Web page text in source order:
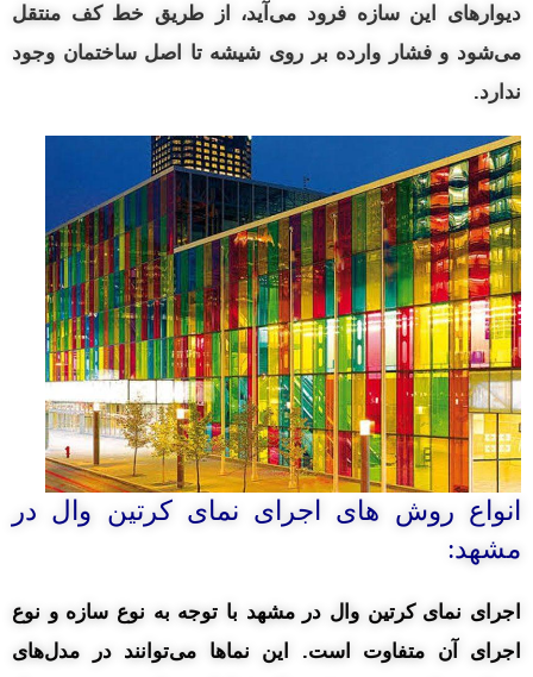
دیوارهای این سازه فرود می‌آید، از طریق خط کف منتقل
می‌شود و فشار وارده بر روی شیشه تا اصل ساختمان وجود
ندارد.
انواع روش های اجرای نمای کرتین وال در
مشهد:
اجرای نمای کرتین وال در مشهد با توجه به نوع سازه و نوع
اجرای آن متفاوت است. این نماها می‌توانند در مدل‌های